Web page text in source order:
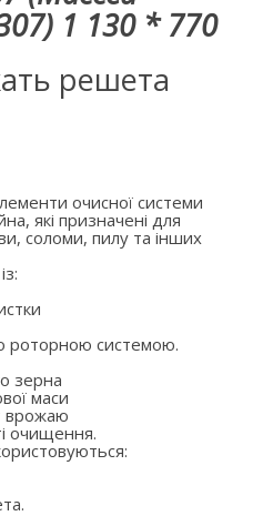
1 130 * 770
решета
очисної системи
які призначені для
соломи, пилу та інших
роторною системою.
зерна
маси
врожаю
очищення.